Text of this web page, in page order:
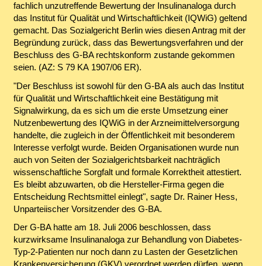
fachlich unzutreffende Bewertung der Insulinanaloga durch
das Institut für Qualität und Wirtschaftlichkeit (IQWiG) geltend
gemacht. Das Sozialgericht Berlin wies diesen Antrag mit der
Begründung zurück, dass das Bewertungsverfahren und der
Beschluss des G-BA rechtskonform zustande gekommen
seien. (AZ: S 79 KA 1907/06 ER).
"Der Beschluss ist sowohl für den G-BA als auch das Institut
für Qualität und Wirtschaftlichkeit eine Bestätigung mit
Signalwirkung, da es sich um die erste Umsetzung einer
Nutzenbewertung des IQWiG in der Arzneimittelversorgung
handelte, die zugleich in der Öffentlichkeit mit besonderem
Interesse verfolgt wurde. Beiden Organisationen wurde nun
auch von Seiten der Sozialgerichtsbarkeit nachträglich
wissenschaftliche Sorgfalt und formale Korrektheit attestiert.
Es bleibt abzuwarten, ob die Hersteller-Firma gegen die
Entscheidung Rechtsmittel einlegt", sagte Dr. Rainer Hess,
Unparteiischer Vorsitzender des G-BA.
Der G-BA hatte am 18. Juli 2006 beschlossen, dass
kurzwirksame Insulinanaloga zur Behandlung von Diabetes-
Typ-2-Patienten nur noch dann zu Lasten der Gesetzlichen